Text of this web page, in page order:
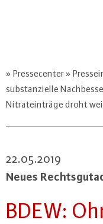
Pressecenter
substanzielle
Nitrateinträge droht
22.05.2019
Neues
BDEW: